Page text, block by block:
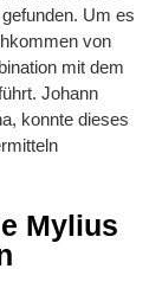
Um es
von
mit dem
Johann
konnte dieses
Mylius